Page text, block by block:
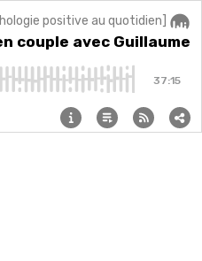
en couple avec Guillaume
positive au quotidien]
couple avec Guillaume
37:15